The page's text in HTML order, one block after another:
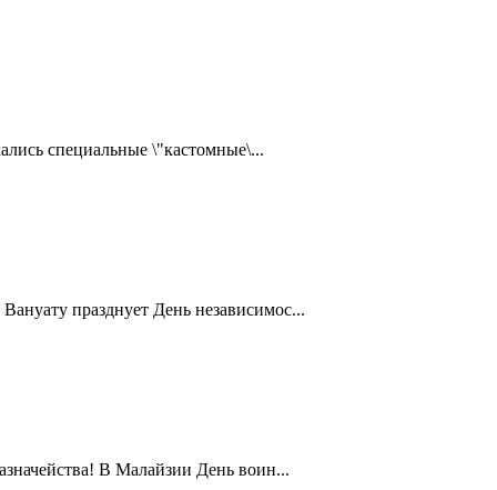
специальные \"кастомные\...
празднует День независимос...
В Малайзии День воин...